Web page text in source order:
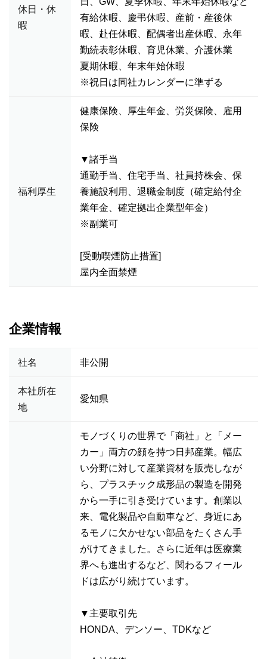
休日・休
暇
有給休暇、慶弔休暇、産前・産後休
暇、赴任休暇、配偶者出産休暇、永年
勤続表彰休暇、育児休業、介護休業
夏期休暇、年末年始休暇
※祝日は同社カレンダーに準ずる
福利厚生
健康保険、厚生年金、労災保険、雇用
保険
▼諸手当
通勤手当、住宅手当、社員持株会、保
養施設利用、退職金制度（確定給付企
業年金、確定拠出企業型年金）
※副業可
[受動喫煙防止措置]
屋内全面禁煙
企業情報
社名 非公開
本社所在
地
愛知県
モノづくりの世界で「商社」と「メー
カー」両方の顔を持つ日邦産業。幅広
い分野に対して産業資材を販売しなが
ら、プラスチック成形品の製造を開発
から一手に引き受けています。創業以
来、電化製品や自動車など、身近にあ
るモノに欠かせない部品をたくさん手
がけてきました。さらに近年は医療業
界へも進出するなど、関わるフィール
ドは広がり続けています。
▼主要取引先
HONDA、デンソー、TDKなど